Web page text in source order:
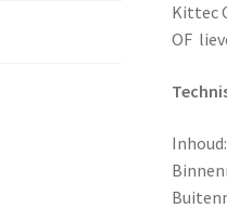
Kittec
OF
Inhoud: